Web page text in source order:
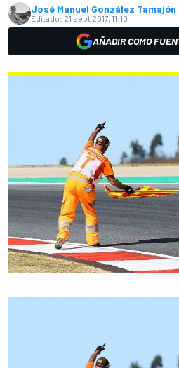
José Manuel González Tamajón
Editado: 21 sept 2017, 11:10
AÑADIR COMO